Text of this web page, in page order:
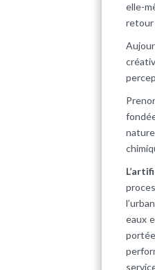
elle-
retour
eaux